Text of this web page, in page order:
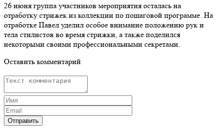
26 июня группа участников мероприятия осталась на
отработку стрижек из коллекции по пошаговой программе. На
отработке Павел уделил особое внимание положению рук и
тела стилистов во время стрижки, а также поделился
некоторыми своими профессиональными секретами.
Оставить комментарий
Отправить